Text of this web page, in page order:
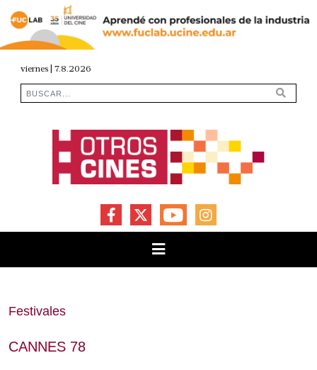
viernes | 7.8.2026
FACEBOOKYOUTUBEINSTAGRAM
Festivales
CANNES 78